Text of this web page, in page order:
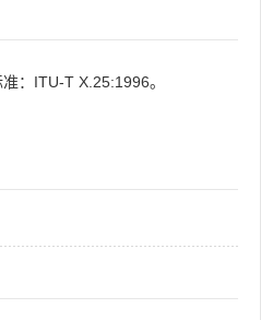
：ITU-T X.25:1996。